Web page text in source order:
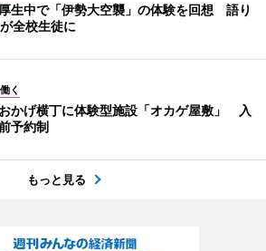
生中で「伊勢大空襲」の体験を回想 語り
全校生徒に
く
かげ横丁に体験型施設「オカゲ屋敷」 入
予約制
もっと見る